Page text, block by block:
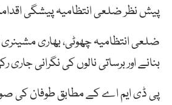
پیش نظر ضلعی انتظامیہ پیشگی
ضلعی انتظامیہ چھوٹی، بھاری
بنانے اور برساتی نالوں کی نگرانی جاری
پی ڈی ایم اے کے مطابق طوفان کی